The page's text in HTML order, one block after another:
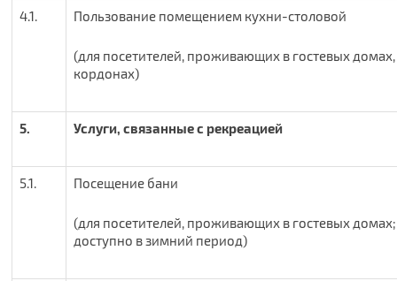
4.1. Пользование помещением кухни-столовой
(для посетителей, проживающих в гостевых домах,
кордонах)
5. Услуги, связанные с рекреацией
5.1. Посещение бани
(для посетителей, проживающих в гостевых
доступно в зимний период)